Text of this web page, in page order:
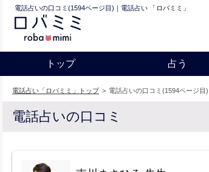
電話占いの口コミ(1594ページ目)｜電話占い 「ロバミミ」
トップ 占う
電話占い「ロバミミ」トップ > 電話占いの口コミ(1594ページ目)
電話占いの口コミ